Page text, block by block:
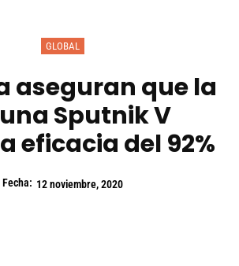
GLOBAL
aseguran que la
Sputnik V
eficacia del 92%
Fecha: 12 noviembre, 2020